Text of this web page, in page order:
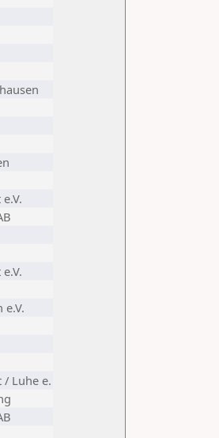
e.V.
/ Luhe e.